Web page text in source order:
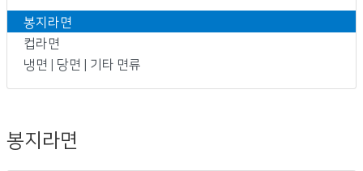
봉지라면
컵라면
냉면 | 당면 | 기타 면류
봉지라면